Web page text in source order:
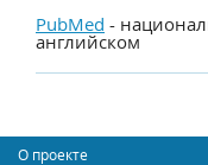
PubMed -
английском
О проекте